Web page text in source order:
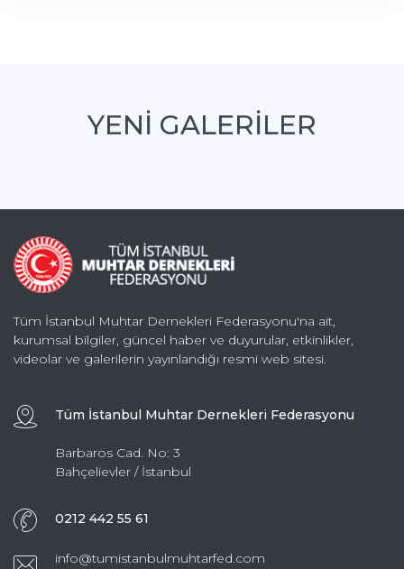
YENİ GALERİLER
Tüm İstanbul Muhtar Dernekleri Federasyonu'na ait,
kurumsal bilgiler, güncel haber ve duyurular, etkinlikler,
videolar ve galerilerin yayınlandığı resmi web sitesi.
Tüm İstanbul Muhtar Dernekleri Federasyonu
Barbaros Cad. No: 3
Bahçelievler / İstanbul
0212 442 55 61
info@tumistanbulmuhtarfed.com